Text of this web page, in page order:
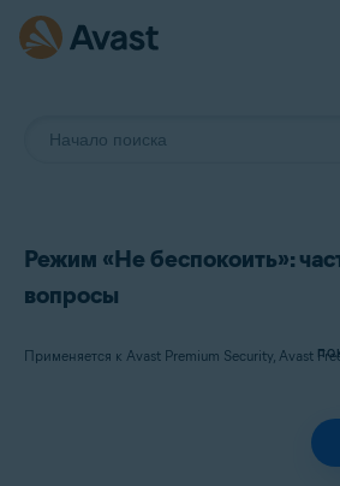
Режим «Не беспокоить»:
вопросы